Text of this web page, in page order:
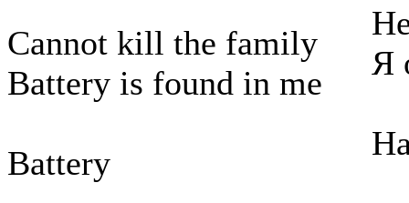
Cannot kill the family
Battery is found in me
Battery
Я